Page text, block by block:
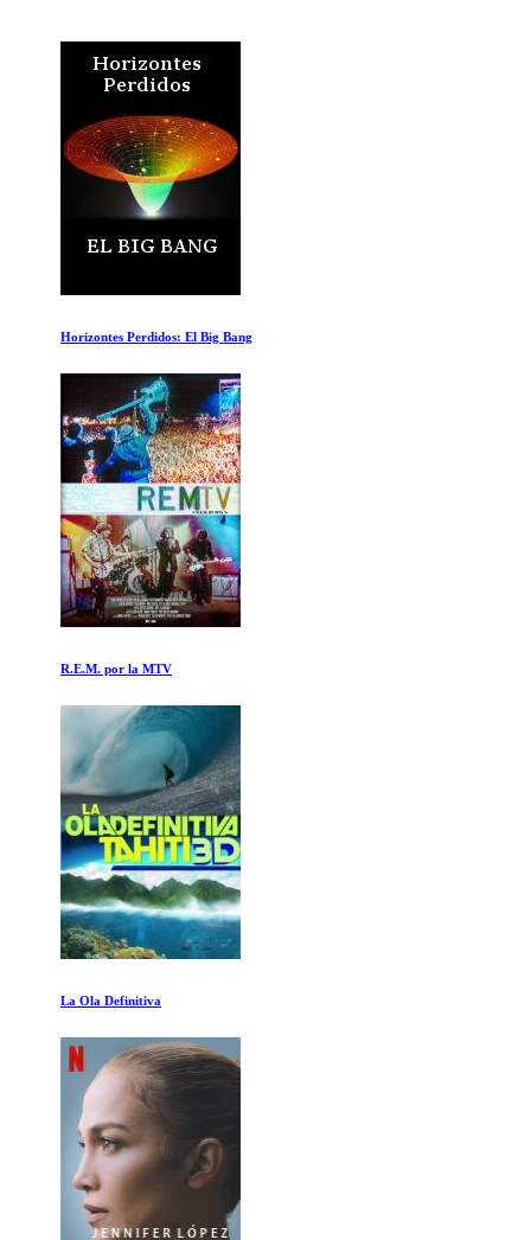
Horizontes Perdidos: El Big Bang
R.E.M. por la MTV
La Ola Definitiva